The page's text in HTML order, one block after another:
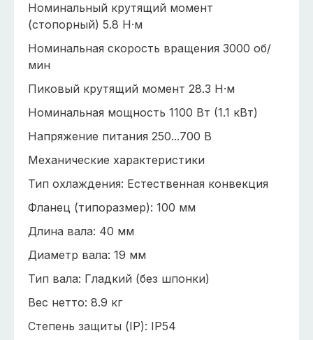
Номинальный крутящий момент
(стопорный) 5.8 Н·м
Номинальная скорость вращения 3000 об/
мин
Пиковый крутящий момент 28.3 Н·м
Номинальная мощность 1100 Вт (1.1 кВт)
Напряжение питания 250...700 В
Механические характеристики
Тип охлаждения: Естественная конвекция
Фланец (типоразмер): 100 мм
Длина вала: 40 мм
Диаметр вала: 19 мм
Тип вала: Гладкий (без шпонки)
Вес нетто: 8.9 кг
Степень защиты (IP): IP54